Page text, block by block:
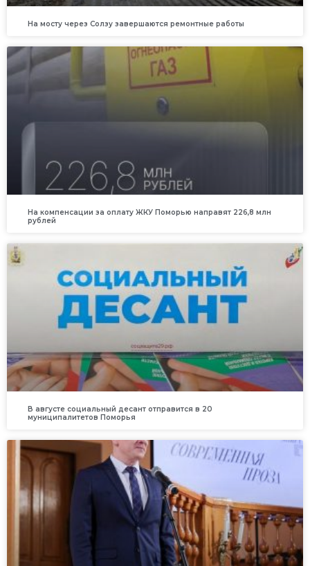
На мосту через Солзу завершаются ремонтные работы
На компенсации за оплату ЖКУ Поморью направят 226,8 млн
рублей
В августе социальный десант отправится в 20
муниципалитетов Поморья